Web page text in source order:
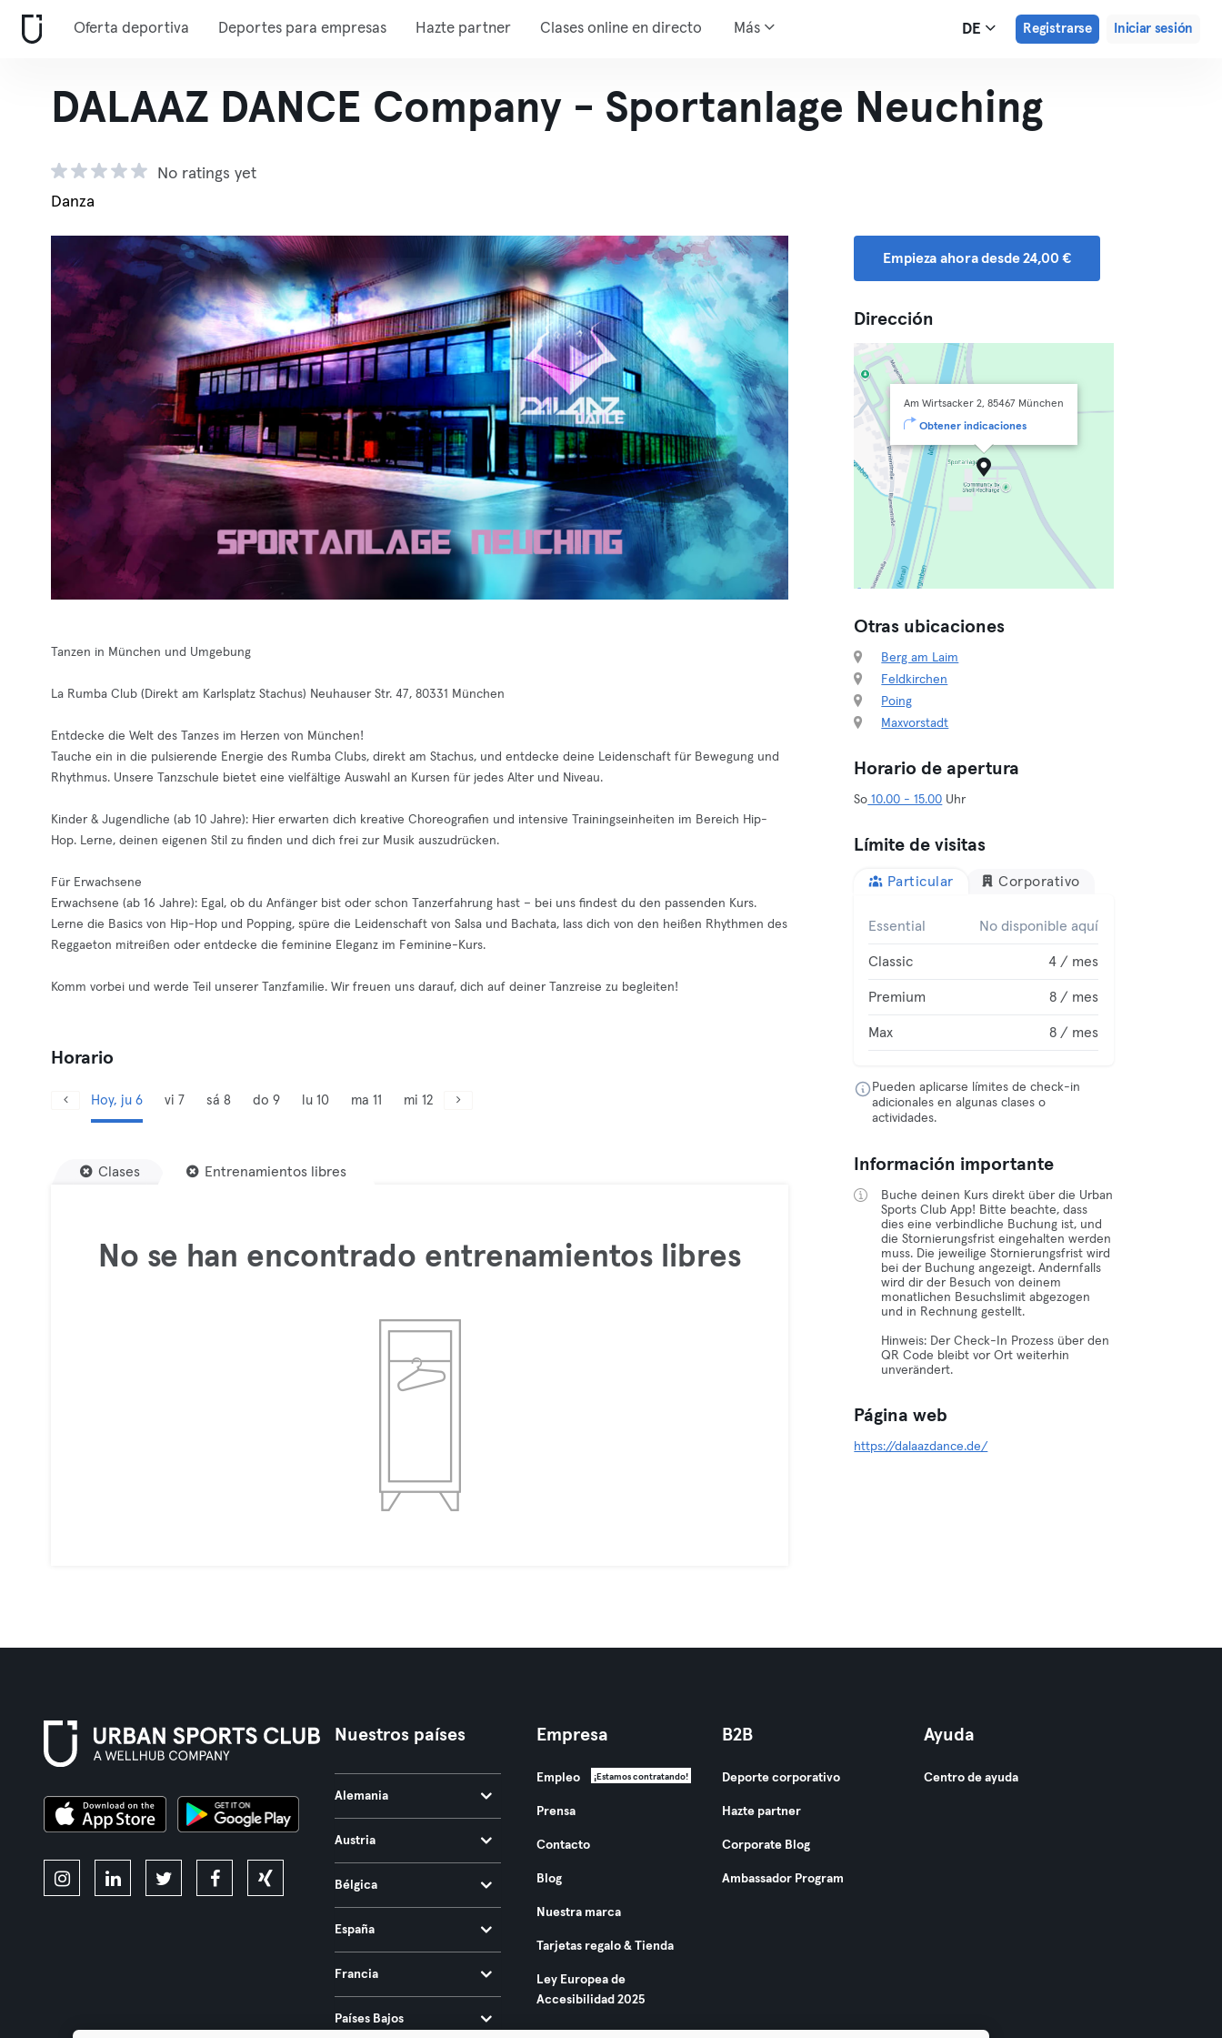
Oferta deportiva Deportes para empresas Hazte partner Clases online en directo Más DE Registrarse Iniciar sesión
DALAAZ DANCE Company - Sportanlage Neuching
No ratings yet
Danza
Tanzen in München und Umgebung
La Rumba Club (Direkt am Karlsplatz Stachus) Neuhauser Str. 47, 80331 München
Entdecke die Welt des Tanzes im Herzen von München!
Tauche ein in die pulsierende Energie des Rumba Clubs, direkt am Stachus, und entdecke deine Leidenschaft für Bewegung und
Rhythmus. Unsere Tanzschule bietet eine vielfältige Auswahl an Kursen für jedes Alter und Niveau.
Kinder & Jugendliche (ab 10 Jahre): Hier erwarten dich kreative Choreografien und intensive Trainingseinheiten im Bereich Hip-
Hop. Lerne, deinen eigenen Stil zu finden und dich frei zur Musik auszudrücken.
Für Erwachsene
Erwachsene (ab 16 Jahre): Egal, ob du Anfänger bist oder schon Tanzerfahrung hast – bei uns findest du den passenden Kurs.
Lerne die Basics von Hip-Hop und Popping, spüre die Leidenschaft von Salsa und Bachata, lass dich von den heißen Rhythmen des
Reggaeton mitreißen oder entdecke die feminine Eleganz im Feminine-Kurs.
Komm vorbei und werde Teil unserer Tanzfamilie. Wir freuen uns darauf, dich auf deiner Tanzreise zu begleiten!
Horario
Hoy, ju 6 vi 7 sá 8 do 9 lu 10 ma 11 mi 12
Clases Entrenamientos libres
No se han encontrado entrenamientos libres
Empieza ahora desde 24,00 €
Dirección
Am Wirtsacker 2, 85467 München
Obtener indicaciones
Otras ubicaciones
Berg am Laim
Feldkirchen
Poing
Maxvorstadt
Horario de apertura
So 10.00 - 15.00 Uhr
Límite de visitas
Particular Corporativo
Essential No disponible aquí
Classic 4 / mes
Premium 8 / mes
Max 8 / mes
Pueden aplicarse límites de check-in
adicionales en algunas clases o
actividades.
Información importante
Buche deinen Kurs direkt über die Urban
Sports Club App! Bitte beachte, dass
dies eine verbindliche Buchung ist, und
die Stornierungsfrist eingehalten werden
muss. Die jeweilige Stornierungsfrist wird
bei der Buchung angezeigt. Andernfalls
wird dir der Besuch von deinem
monatlichen Besuchslimit abgezogen
und in Rechnung gestellt.
Hinweis: Der Check-In Prozess über den
QR Code bleibt vor Ort weiterhin
unverändert.
Página web
https://dalaazdance.de/
Nuestros países
Alemania
Austria
Bélgica
España
Francia
Países Bajos
Empresa
Empleo ¡Estamos contratando!
Prensa
Contacto
Blog
Nuestra marca
Tarjetas regalo & Tienda
Ley Europea de
Accesibilidad 2025
B2B
Deporte corporativo
Hazte partner
Corporate Blog
Ambassador Program
Ayuda
Centro de ayuda